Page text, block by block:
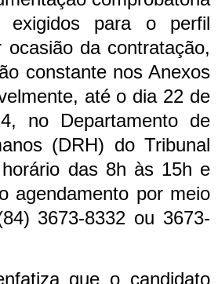
exigidos para o perfil
ocasião da contratação,
constante nos Anexos
até o dia 22 de
no Departamento de
(DRH) do Tribunal
das 8h às 15h e
agendamento por meio
3673-8332 ou 3673-
que o candidato